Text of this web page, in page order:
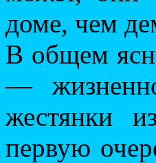
доме, чем
В общем
—
жестянки
первую